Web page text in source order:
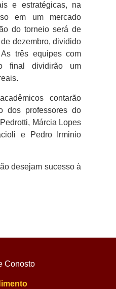
e estratégicas, na
em um mercado
do torneio será de
dezembro, dividido
três equipes com
final dividirão um
contarão
dos professores do
Márcia Lopes
e Pedro Irminio
desejam sucesso à
Conosto